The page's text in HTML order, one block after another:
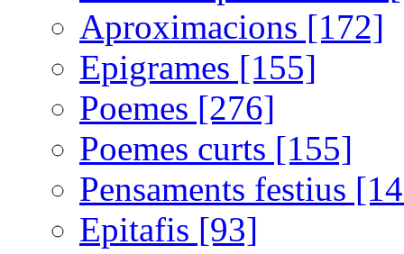
Aproximacions [172]
Epigrames [155]
Poemes [276]
Poemes curts [155]
Pensaments festius
Epitafis [93]